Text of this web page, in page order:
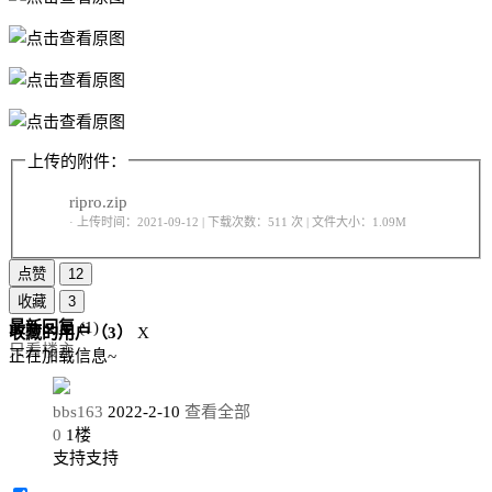
上传的附件：
ripro.zip
· 上传时间：2021-09-12 | 下载次数：511 次 | 文件大小：1.09M
点赞
12
收藏
3
收藏的用户（3）
X
正在加载信息~
最新回复(1)
只看楼主
bbs163 2022-2-10 查看全部
0 1楼
支持支持